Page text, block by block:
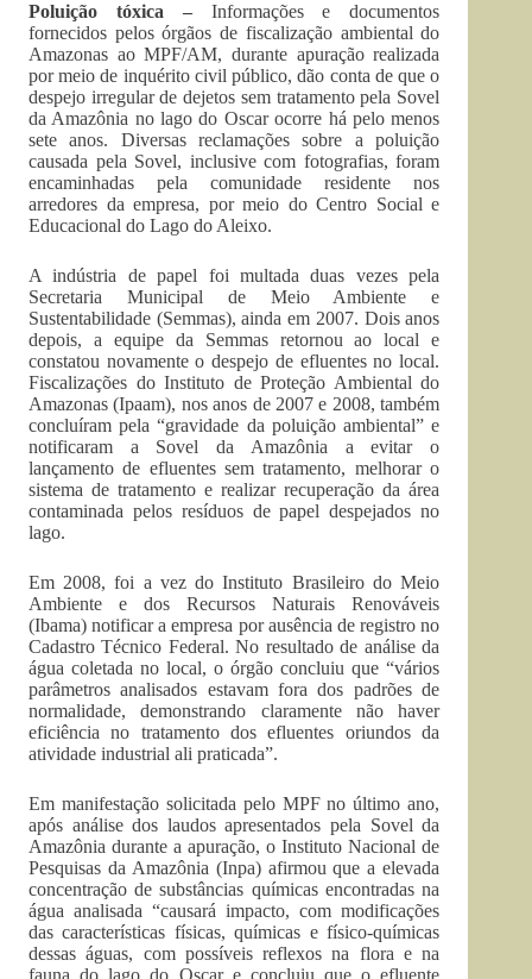
Poluição tóxica – Informações e documentos
fornecidos pelos órgãos de fiscalização ambiental do
Amazonas ao MPF/AM, durante apuração realizada
por meio de inquérito civil público, dão conta de que o
despejo irregular de dejetos sem tratamento pela Sovel
da Amazônia no lago do Oscar ocorre há pelo menos
sete anos. Diversas reclamações sobre a poluição
causada pela Sovel, inclusive com fotografias, foram
encaminhadas pela comunidade residente nos
arredores da empresa, por meio do Centro Social e
Educacional do Lago do Aleixo.
A indústria de papel foi multada duas vezes pela
Secretaria Municipal de Meio Ambiente e
Sustentabilidade (Semmas), ainda em 2007. Dois anos
depois, a equipe da Semmas retornou ao local e
constatou novamente o despejo de efluentes no local.
Fiscalizações do Instituto de Proteção Ambiental do
Amazonas (Ipaam), nos anos de 2007 e 2008, também
concluíram pela “gravidade da poluição ambiental” e
notificaram a Sovel da Amazônia a evitar o
lançamento de efluentes sem tratamento, melhorar o
sistema de tratamento e realizar recuperação da área
contaminada pelos resíduos de papel despejados no
lago.
Em 2008, foi a vez do Instituto Brasileiro do Meio
Ambiente e dos Recursos Naturais Renováveis
(Ibama) notificar a empresa por ausência de registro no
Cadastro Técnico Federal. No resultado de análise da
água coletada no local, o órgão concluiu que “vários
parâmetros analisados estavam fora dos padrões de
normalidade, demonstrando claramente não haver
eficiência no tratamento dos efluentes oriundos da
atividade industrial ali praticada”.
Em manifestação solicitada pelo MPF no último ano,
após análise dos laudos apresentados pela Sovel da
Amazônia durante a apuração, o Instituto Nacional de
Pesquisas da Amazônia (Inpa) afirmou que a elevada
concentração de substâncias químicas encontradas na
água analisada “causará impacto, com modificações
das características físicas, químicas e físico-químicas
dessas águas, com possíveis reflexos na flora e na
fauna do lago do Oscar e concluiu que o efluente